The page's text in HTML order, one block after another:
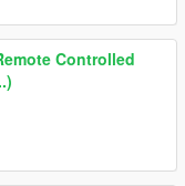
Controlled